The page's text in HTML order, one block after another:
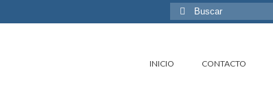
Buscar
por:
INICIO CONTACTO